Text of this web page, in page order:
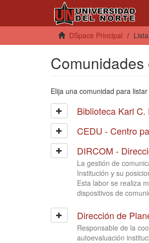
DSpace Principal
Elija una comunidad para
Biblioteca Karl C.
CEDU - Centro
DIRCOM -
La gestión de
Institución y su
Esta labor se realiza
dispositivos de
Dirección de
Responsable de la
autoevaluación